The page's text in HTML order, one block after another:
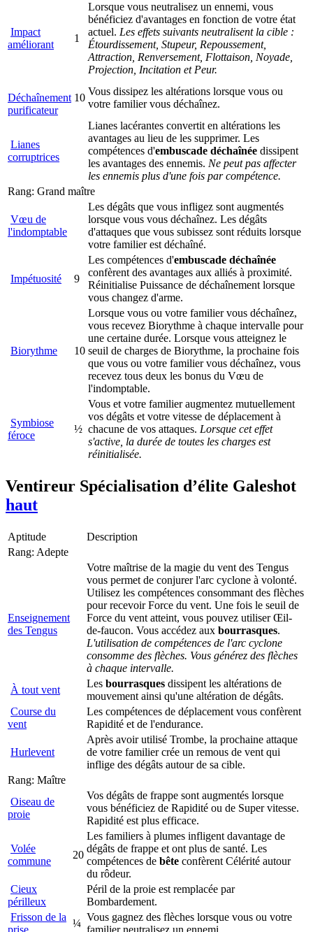
Impact
améliorant
1
Lorsque vous neutralisez un ennemi, vous
bénéficiez d'avantages en fonction de votre état
actuel. Les effets suivants neutralisent la cible :
Étourdissement, Stupeur, Repoussement,
Attraction, Renversement, Flottaison, Noyade,
Projection, Incitation et Peur.
Déchaînement
purificateur
10
Vous dissipez les altérations lorsque vous ou
votre familier vous déchaînez.
Lianes
corruptrices
Lianes lacérantes convertit en altérations les
avantages au lieu de les supprimer. Les
compétences d'embuscade déchaînée dissipent
les avantages des ennemis. Ne peut pas affecter
les ennemis plus d'une fois par compétence.
Rang: Grand maître
Vœu de
l'indomptable
Les dégâts que vous infligez sont augmentés
lorsque vous vous déchaînez. Les dégâts
d'attaques que vous subissez sont réduits lorsque
votre familier est déchaîné.
Impétuosité 9
Les compétences d'embuscade déchaînée
confèrent des avantages aux alliés à proximité.
Réinitialise Puissance de déchaînement lorsque
vous changez d'arme.
Biorythme 10
Lorsque vous ou votre familier vous déchaînez,
vous recevez Biorythme à chaque intervalle pour
une certaine durée. Lorsque vous atteignez le
seuil de charges de Biorythme, la prochaine fois
que vous ou votre familier vous déchaînez, vous
recevez tous deux les bonus du Vœu de
l'indomptable.
Symbiose
féroce
½
Vous et votre familier augmentez mutuellement
vos dégâts et votre vitesse de déplacement à
chacune de vos attaques. Lorsque cet effet
s'active, la durée de toutes les charges est
réinitialisée.
Ventireur Spécialisation d’élite Galeshot
haut
Aptitude
Description
Rang: Adepte
Enseignement
des Tengus
Votre maîtrise de la magie du vent des Tengus
vous permet de conjurer l'arc cyclone à volonté.
Utilisez les compétences consommant des flèches
pour recevoir Force du vent. Une fois le seuil de
Force du vent atteint, vous pouvez utiliser Œil-
de-faucon. Vous accédez aux bourrasques.
L'utilisation de compétences de l'arc cyclone
consomme des flèches. Vous générez des flèches
à chaque intervalle.
À tout vent
Les bourrasques dissipent les altérations de
mouvement ainsi qu'une altération de dégâts.
Course du
vent
Les compétences de déplacement vous confèrent
Rapidité et de l'endurance.
Hurlevent
Après avoir utilisé Trombe, la prochaine attaque
de votre familier crée un remous de vent qui
inflige des dégâts autour de sa cible.
Rang: Maître
Oiseau de
proie
Vos dégâts de frappe sont augmentés lorsque
vous bénéficiez de Rapidité ou de Super vitesse.
Rapidité est plus efficace.
Volée
commune
20
Les familiers à plumes infligent davantage de
dégâts de frappe et ont plus de santé. Les
compétences de bête confèrent Célérité autour
du rôdeur.
Cieux
périlleux
Péril de la proie est remplacée par
Bombardement.
Frisson de la
prise
¼
Vous gagnez des flèches lorsque vous ou votre
familier neutralisez un ennemi.